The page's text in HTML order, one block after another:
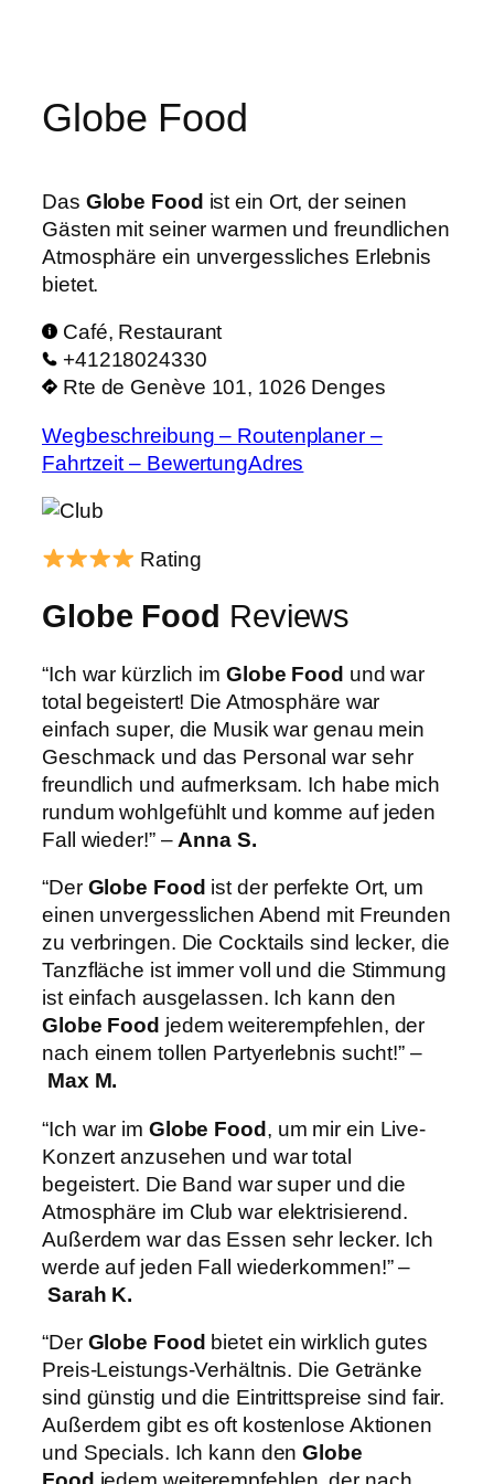
springen
Globe Food
Das Globe Food ist ein Ort, der seinen
Gästen mit seiner warmen und freundlichen
Atmosphäre ein unvergessliches Erlebnis
bietet.
Café, Restaurant
+41218024330
Rte de Genève 101, 1026 Denges
Wegbeschreibung – Routenplaner –
Fahrtzeit – BewertungAdres
Rating
Globe Food Reviews
“Ich war kürzlich im Globe Food und war
total begeistert! Die Atmosphäre war
einfach super, die Musik war genau mein
Geschmack und das Personal war sehr
freundlich und aufmerksam. Ich habe mich
rundum wohlgefühlt und komme auf jeden
Fall wieder!” – Anna S.
“Der Globe Food ist der perfekte Ort, um
einen unvergesslichen Abend mit Freunden
zu verbringen. Die Cocktails sind lecker, die
Tanzfläche ist immer voll und die Stimmung
ist einfach ausgelassen. Ich kann den
Globe Food jedem weiterempfehlen, der
nach einem tollen Partyerlebnis sucht!” –
Max M.
“Ich war im Globe Food , um mir ein Live-
Konzert anzusehen und war total
begeistert. Die Band war super und die
Atmosphäre im Club war elektrisierend.
Außerdem war das Essen sehr lecker. Ich
werde auf jeden Fall wiederkommen!” –
Sarah K.
“Der Globe Food bietet ein wirklich gutes
Preis-Leistungs-Verhältnis. Die Getränke
sind günstig und die Eintrittspreise sind fair.
Außerdem gibt es oft kostenlose Aktionen
und Specials. Ich kann denGlobe